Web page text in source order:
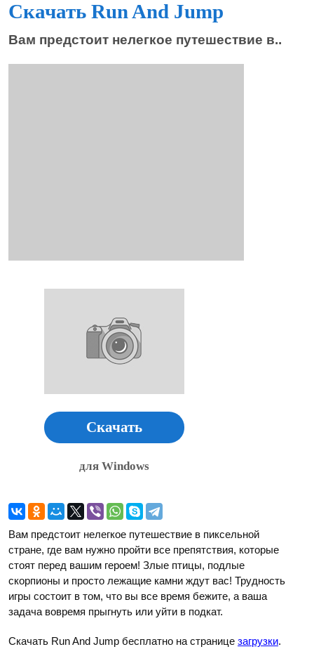
Скачать Run And Jump
Вам предстоит нелегкое путешествие в..
Скачать
для Windows
Вам предстоит нелегкое путешествие в пиксельной
стране, где вам нужно пройти все препятствия, которые
стоят перед вашим героем! Злые птицы, подлые
скорпионы и просто лежащие камни ждут вас! Трудность
игры состоит в том, что вы все время бежите, а ваша
задача вовремя прыгнуть или уйти в подкат.
Скачать Run And Jump бесплатно на странице загрузки.